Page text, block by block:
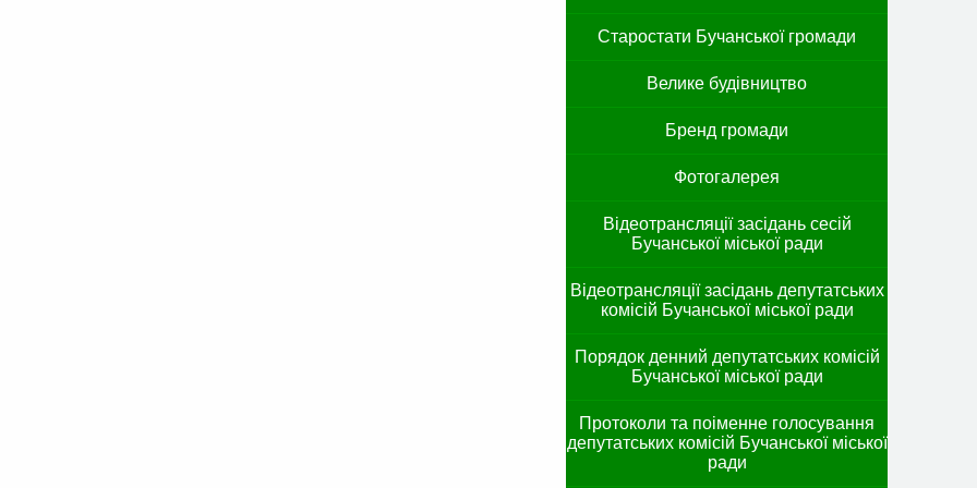
Старостати Бучанської громади
Велике будівництво
Бренд громади
Фотогалерея
Відеотрансляції засідань сесій
Бучанської міської ради
Відеотрансляції засідань депутатських
комісій Бучанської міської ради
Порядок денний депутатських комісій
Бучанської міської ради
Протоколи та поіменне голосування
депутатських комісій Бучанської міської
ради